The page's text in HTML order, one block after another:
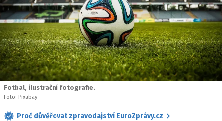
Fotbal, ilustrační fotografie.
Foto: Pixabay
Proč důvěřovat zpravodajství EuroZprávy.cz